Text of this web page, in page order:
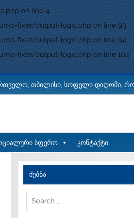
on line4
fixer/output-logic.php on line 93
fixer/output-logic.php on line94
fixer/output-logic.php on line104
თბილისი, სოფელი დიღომი,
სფერო კონტაქტი
ძებნა